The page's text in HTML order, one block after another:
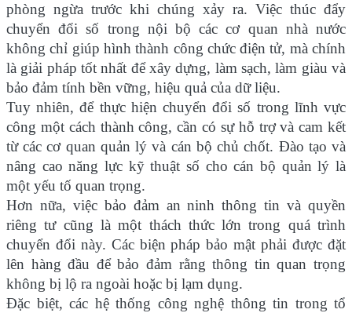
phòng ngừa trước khi chúng xảy ra. Việc thúc đẩy
chuyển đổi số trong nội bộ các cơ quan nhà nước
không chỉ giúp hình thành công chức điện tử, mà chính
là giải pháp tốt nhất để xây dựng, làm sạch, làm giàu và
bảo đảm tính bền vững, hiệu quả của dữ liệu.
Tuy nhiên, để thực hiện chuyển đổi số trong lĩnh vực
công một cách thành công, cần có sự hỗ trợ và cam kết
từ các cơ quan quản lý và cán bộ chủ chốt. Đào tạo và
nâng cao năng lực kỹ thuật số cho cán bộ quản lý là
một yếu tố quan trọng.
Hơn nữa, việc bảo đảm an ninh thông tin và quyền
riêng tư cũng là một thách thức lớn trong quá trình
chuyển đổi này. Các biện pháp bảo mật phải được đặt
lên hàng đầu để bảo đảm rằng thông tin quan trọng
không bị lộ ra ngoài hoặc bị lạm dụng.
Đặc biệt, các hệ thống công nghệ thông tin trong tổ